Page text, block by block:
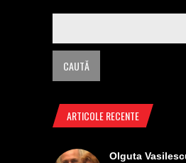
ARTICOLE RECENTE
Olguta